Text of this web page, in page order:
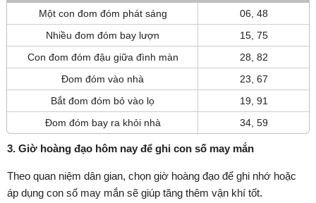
Một con đom đóm phát sáng
06, 48
Nhiều đom đóm bay lượn
15, 75
Con đom đóm đậu giữa đình màn
28, 82
Đom đóm vào nhà
23, 67
Bắt đom đóm bỏ vào lọ
19, 91
Đom đóm bay ra khỏi nhà
34, 59
3. Giờ hoàng đạo hôm nay để ghi con số may mắn
Theo quan niệm dân gian, chọn giờ hoàng đạo để ghi nhớ hoặc
áp dụng con số may mắn sẽ giúp tăng thêm vận khí tốt.